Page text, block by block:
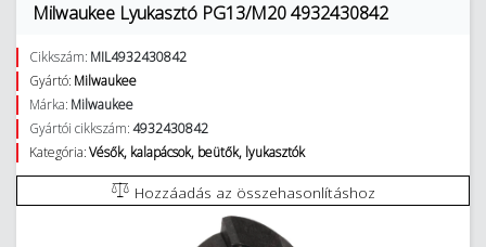
Milwaukee Lyukasztó PG13/M20 4932430842
Cikkszám: MIL4932430842
Gyártó: Milwaukee
Márka: Milwaukee
Gyártói cikkszám:4932430842
Kategória:Vésők, kalapácsok, beütők, lyukasztók
Hozzáadás az összehasonlításhoz